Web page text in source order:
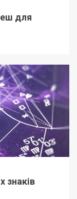
для
знаків